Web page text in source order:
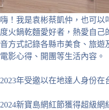
嗨！我是袁彬蔡凱仲，也可以
度火鍋乾麵愛好者，熱愛自己
音方式記錄各縣市美食、旅遊
電影心得、開團等生活內容。
2023年受邀以在地達人身份
2024新寶島網紅節獲得超級網